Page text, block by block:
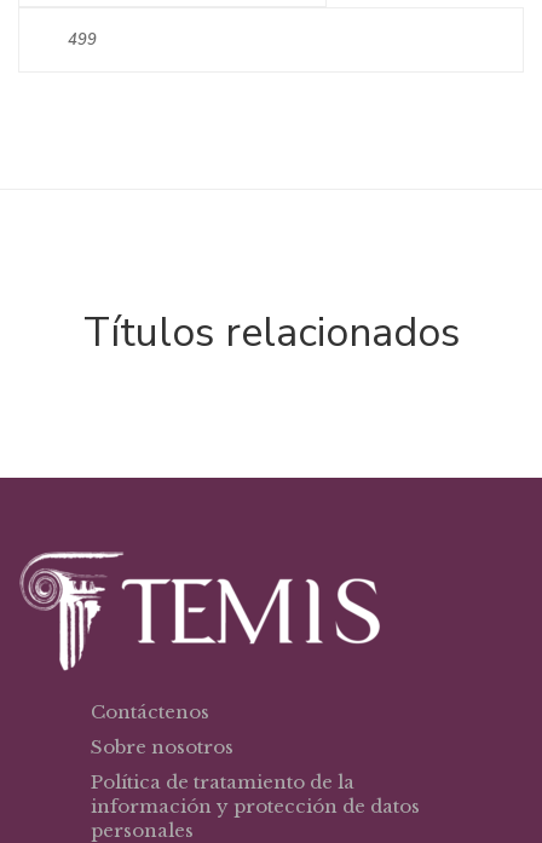
499
Títulos relacionados
Contáctenos
Sobre nosotros
Política de tratamiento de la
información y protección de datos
personales